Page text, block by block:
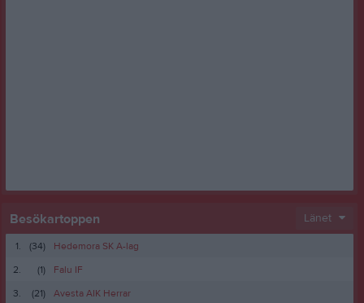
Besökartoppen Länet
1. (34)
Hedemora SK A-lag
2.
(1)
Falu IF
3.
(21) Avesta AIK Herrar